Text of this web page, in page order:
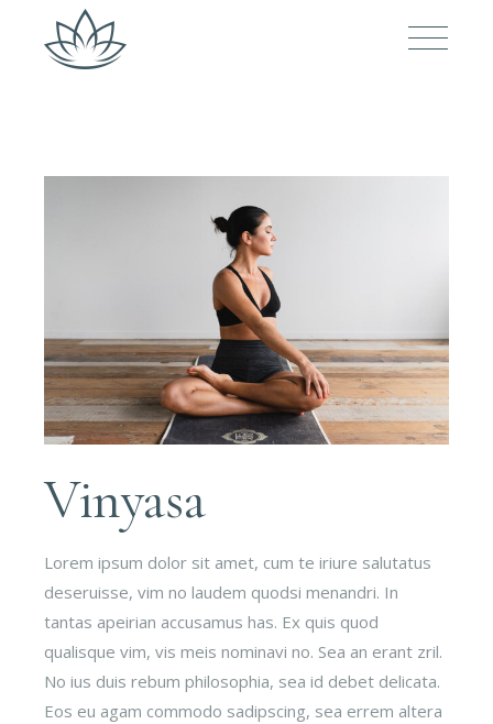
Vinyasa
Lorem ipsum dolor sit amet, cum te iriure salutatus
deseruisse, vim no laudem quodsi menandri. In
tantas apeirian accusamus has. Ex quis quod
qualisque vim, vis meis nominavi no. Sea an erant zril.
No ius duis rebum philosophia, sea id debet delicata.
Eos eu agam commodo sadipscing, sea errem altera